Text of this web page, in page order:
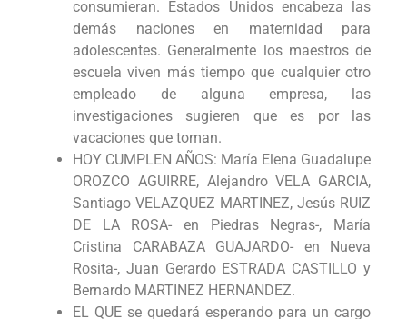
consumieran. Estados Unidos encabeza las
demás naciones en maternidad para
adolescentes. Generalmente los maestros de
escuela viven más tiempo que cualquier otro
empleado de alguna empresa, las
investigaciones sugieren que es por las
vacaciones que toman.
HOY CUMPLEN AÑOS: María Elena Guadalupe
OROZCO AGUIRRE, Alejandro VELA GARCIA,
Santiago VELAZQUEZ MARTINEZ, Jesús RUIZ
DE LA ROSA- en Piedras Negras-, María
Cristina CARABAZA GUAJARDO- en Nueva
Rosita-, Juan Gerardo ESTRADA CASTILLO y
Bernardo MARTINEZ HERNANDEZ.
EL QUE se quedará esperando para un cargo